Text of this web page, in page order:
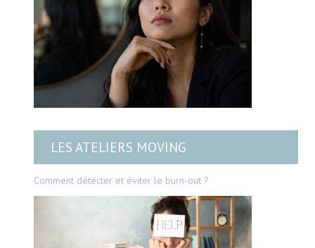
LES ATELIERS MOVING
Comment détecter et éviter le burn-out ?